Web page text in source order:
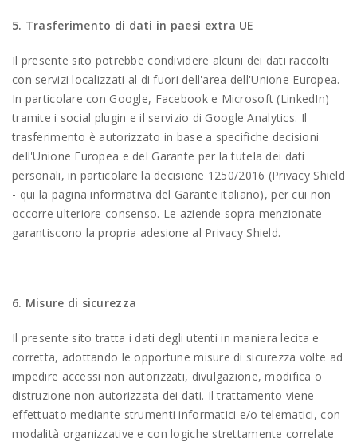
5. Trasferimento di dati in paesi extra UE
Il presente sito potrebbe condividere alcuni dei dati raccolti
con servizi localizzati al di fuori dell'area dell'Unione Europea.
In particolare con Google, Facebook e Microsoft (LinkedIn)
tramite i social plugin e il servizio di Google Analytics. Il
trasferimento è autorizzato in base a specifiche decisioni
dell'Unione Europea e del Garante per la tutela dei dati
personali, in particolare la decisione 1250/2016 (Privacy Shield
- qui la pagina informativa del Garante italiano), per cui non
occorre ulteriore consenso. Le aziende sopra menzionate
garantiscono la propria adesione al Privacy Shield.
6. Misure di sicurezza
Il presente sito tratta i dati degli utenti in maniera lecita e
corretta, adottando le opportune misure di sicurezza volte ad
impedire accessi non autorizzati, divulgazione, modifica o
distruzione non autorizzata dei dati. Il trattamento viene
effettuato mediante strumenti informatici e/o telematici, con
modalità organizzative e con logiche strettamente correlate